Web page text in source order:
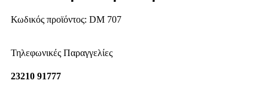
Κωδικός προϊόντος: DM 707
Τηλεφωνικές Παραγγελίες
23210 91777